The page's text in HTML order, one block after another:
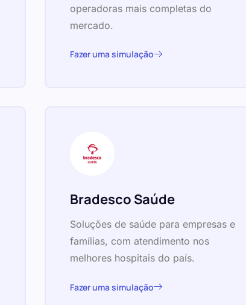
operadoras mais completas do
mercado.
Fazer uma simulação
Bradesco Saúde
Soluções de saúde para empresas e
famílias, com atendimento nos
melhores hospitais do país.
Fazer uma simulação